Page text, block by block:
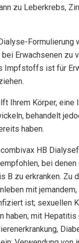
zu Leberkrebs,
Formulierung
Erwachsenen zu
Impfstoffs ist für
Ihrem Körper, eine
behandelt
haben.
HB
bei
B zu erkranken. Zu
mit
ist; sexuellen
haben; mit Hepatitis